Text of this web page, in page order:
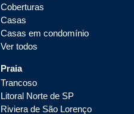
Coberturas
Casas
Casas em condomínio
Ver todos
Praia
Trancoso
Litoral Norte de SP
Riviera de São Lorenço